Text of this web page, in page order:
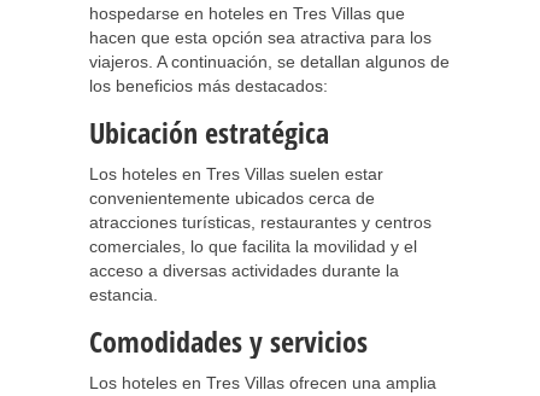
hospedarse en hoteles en Tres Villas que
hacen que esta opción sea atractiva para los
viajeros. A continuación, se detallan algunos de
los beneficios más destacados:
Ubicación estratégica
Los hoteles en Tres Villas suelen estar
convenientemente ubicados cerca de
atracciones turísticas, restaurantes y centros
comerciales, lo que facilita la movilidad y el
acceso a diversas actividades durante la
estancia.
Comodidades y servicios
Los hoteles en Tres Villas ofrecen una amplia